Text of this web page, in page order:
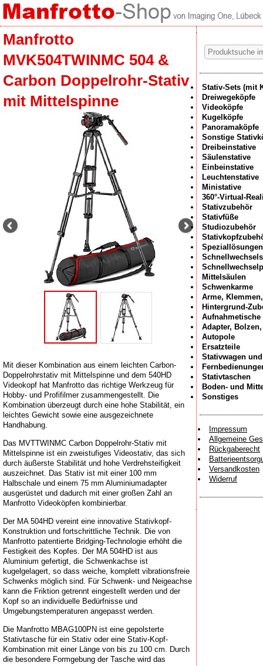
Manfrotto
MVK504TWINMC 504 &
Carbon Doppelrohr-Stativ
mit Mittelspinne
Mit dieser Kombination aus einem leichten Carbon-
Doppelrohrstativ mit Mittelspinne und dem 540HD
Videokopf hat Manfrotto das richtige Werkzeug für
Hobby- und Profifilmer zusammengestellt. Die
Kombination überzeugt durch eine hohe Stabilität, ein
leichtes Gewicht sowie eine ausgezeichnete
Handhabung.
Das MVTTWINMC Carbon Doppelrohr-Stativ mit
Mittelspinne ist ein zweistufiges Videostativ, das sich
durch äußerste Stabilität und hohe Verdrehsteifigkeit
auszeichnet. Das Stativ ist mit einer 100 mm
Halbschale und einem 75 mm Aluminiumadapter
ausgerüstet und dadurch mit einer großen Zahl an
Manfrotto Videoköpfen kombinierbar.
Der MA 504HD vereint eine innovative Stativkopf-
Konstruktion und fortschrittliche Technik. Die von
Manfrotto patentierte Bridging-Technologie erhöht die
Festigkeit des Kopfes. Der MA 504HD ist aus
Aluminium gefertigt, die Schwenkachse ist
kugelgelagert, so dass weiche, komplett vibrationsfreie
Schwenks möglich sind. Für Schwenk- und Neigeachse
kann die Friktion getrennt eingestellt werden und der
Kopf so an individuelle Bedürfnisse und
Umgebungstemperaturen angepasst werden.
Die Manfrotto MBAG100PN ist eine gepolsterte
Stativtasche für ein Stativ oder eine Stativ-Kopf-
Kombination mit einer Länge von bis zu 100 cm. Durch
die besondere Formgebung der Tasche wird das
Stativ-Sets (mit
Dreiwegeköpfe
Videoköpfe
Kugelköpfe
Panoramaköpfe
Sonstige
Dreibeinstative
Säulenstative
Einbeinstative
Leuchtenstative
Ministative
360°-Virtual-
Stativzubehör
Stativfüße
Studiozubehör
Speziallösungen
Mittelsäulen
Schwenkarme
Arme,
Hintergrund-
Aufnahmetische
Adapter,
Autopole
Ersatzteile
Stativwagen
Stativtaschen
Boden- und
Sonstiges
Impressum
Allgemeine
Rückgaberecht
Versandkosten
Widerruf